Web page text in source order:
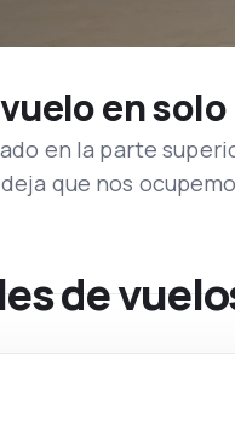
vuelo en
en la parte
que nos
de